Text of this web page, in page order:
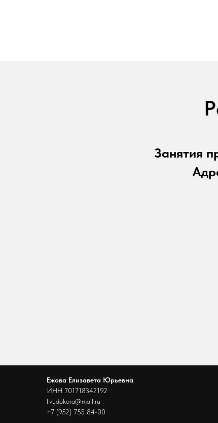
Р
Занятия
Ежова Елизавета Юрьевна
ИНН 701718342192
l.vudokora@mail.ru
+7 (952) 755 84-00